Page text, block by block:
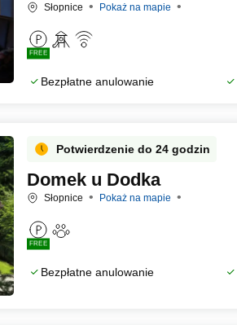
Słopnice Pokaż na mapie
FREE
Bezpłatne anulowanie
Potwierdzenie do 24 godzin
Domek u Dodka
Słopnice Pokaż na mapie
FREE
Bezpłatne anulowanie